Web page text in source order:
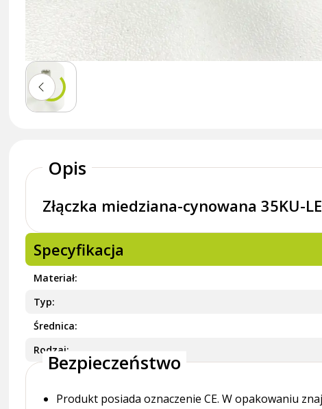
Opis
Złączka miedziana-cynowana 35KU-
Specyfikacja
Materiał
Typ
Średnica
RodzajBezpieczeństwo
Produkt posiada oznaczenie CE. W opakowaniu